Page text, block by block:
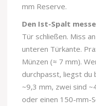
mm Reserve.
Den Ist-Spalt
Tür schließen. Miss
unteren Türkante.
Münzen (≈ 7 mm).
durchpasst, liegst du
~9,3 mm, zwei sind
oder einen 150-mm-